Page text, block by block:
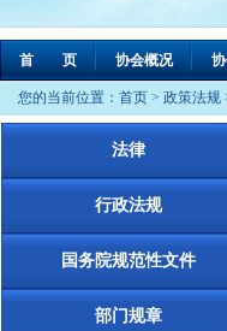
首 页 协会概况
您的当前位置： 首页 > 政策法规
法律
行政法规
国务院规范性文件
部门规章